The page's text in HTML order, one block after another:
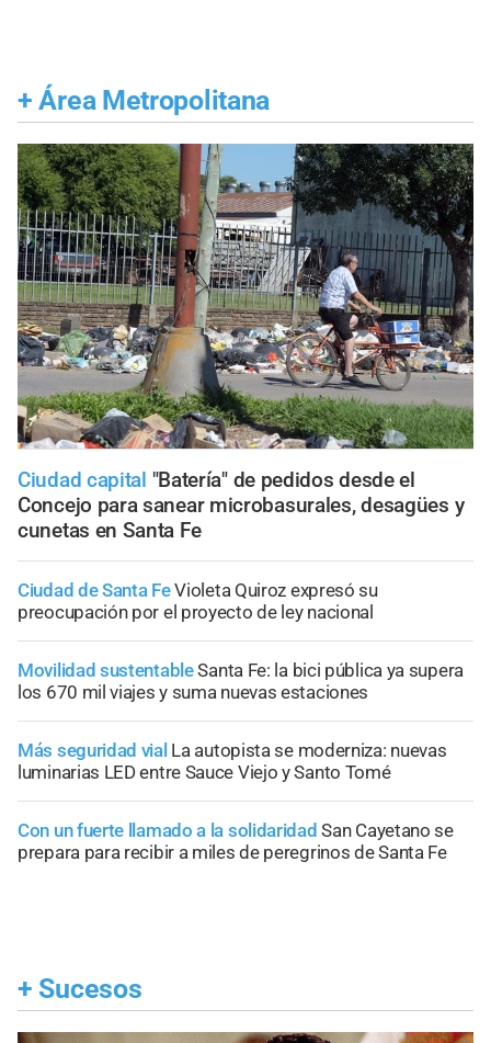
+ Área Metropolitana
Ciudad capital "Batería" de pedidos desde el
Concejo para sanear microbasurales, desagües y
cunetas en Santa Fe
Ciudad de Santa FeVioleta Quiroz expresó su
preocupación por el proyecto de ley nacional
Movilidad sustentableSanta Fe: la bici pública ya supera
los 670 mil viajes y suma nuevas estaciones
Más seguridad vial La autopista se moderniza: nuevas
luminarias LED entre Sauce Viejo y Santo Tomé
Con un fuerte llamado a la solidaridad San Cayetano se
prepara para recibir a miles de peregrinos de Santa Fe
+ Sucesos